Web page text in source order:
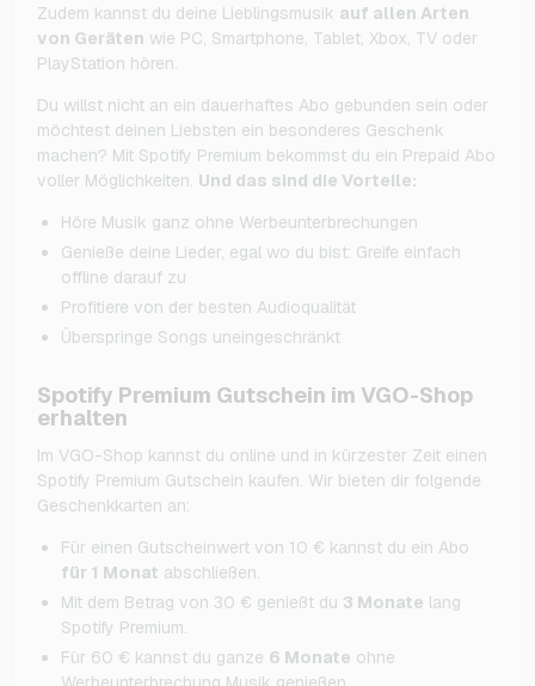
Zudem kannst du deine Lieblingsmusik auf allen Arten
von Geräten wie PC, Smartphone, Tablet, Xbox, TV oder
PlayStation hören.
Du willst nicht an ein dauerhaftes Abo gebunden sein oder
möchtest deinen Liebsten ein besonderes Geschenk
machen? Mit Spotify Premium bekommst du ein Prepaid Abo
voller Möglichkeiten. Und das sind die Vorteile:
Höre Musik ganz ohne Werbeunterbrechungen
Genieße deine Lieder, egal wo du bist: Greife einfach
offline darauf zu
Profitiere von der besten Audioqualität
Überspringe Songs uneingeschränkt
Spotify Premium Gutschein im VGO-Shop
erhalten
Im VGO-Shop kannst du online und in kürzester Zeit einen
Spotify Premium Gutschein kaufen. Wir bieten dir folgende
Geschenkkarten an:
Für einen Gutscheinwert von 10 € kannst du ein Abo
für 1 Monat abschließen.
Mit dem Betrag von 30 € genießt du 3 Monate lang
Spotify Premium.
Für 60 € kannst du ganze 6 Monate ohne